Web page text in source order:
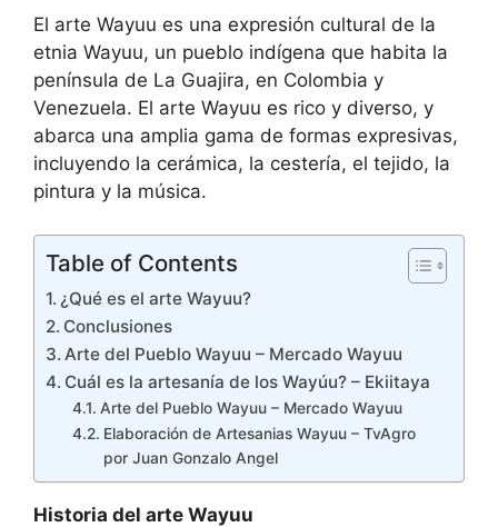
El arte Wayuu es una expresión cultural de la
etnia Wayuu, un pueblo indígena que habita la
península de La Guajira, en Colombia y
Venezuela. El arte Wayuu es rico y diverso, y
abarca una amplia gama de formas expresivas,
incluyendo la cerámica, la cestería, el tejido, la
pintura y la música.
Table of Contents
¿Qué es el arte Wayuu?
Conclusiones
Arte del Pueblo Wayuu – Mercado Wayuu
Cuál es la artesanía de los Wayúu? – Ekiitaya
Arte del Pueblo Wayuu – Mercado Wayuu
Elaboración de Artesanias Wayuu – TvAgro
por Juan Gonzalo Angel
Historia del arte Wayuu